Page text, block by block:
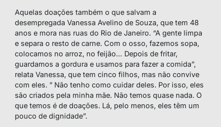
Aquelas doações também o que salvam a
desempregada Vanessa Avelino de Souza, que tem 48
anos e mora nas ruas do Rio de Janeiro. “A gente limpa
e separa o resto de carne. Com o osso, fazemos sopa,
colocamos no arroz, no feijão… Depois de fritar,
guardamos a gordura e usamos para fazer a comida”,
relata Vanessa, que tem cinco filhos, mas não convive
com eles. ” Não tenho como cuidar deles. Por isso, eles
são criados pela minha mãe. Não temos quase nada. O
que temos é de doações. Lá, pelo menos, eles têm um
pouco de dignidade”.